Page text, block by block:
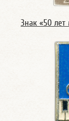
Знак «50